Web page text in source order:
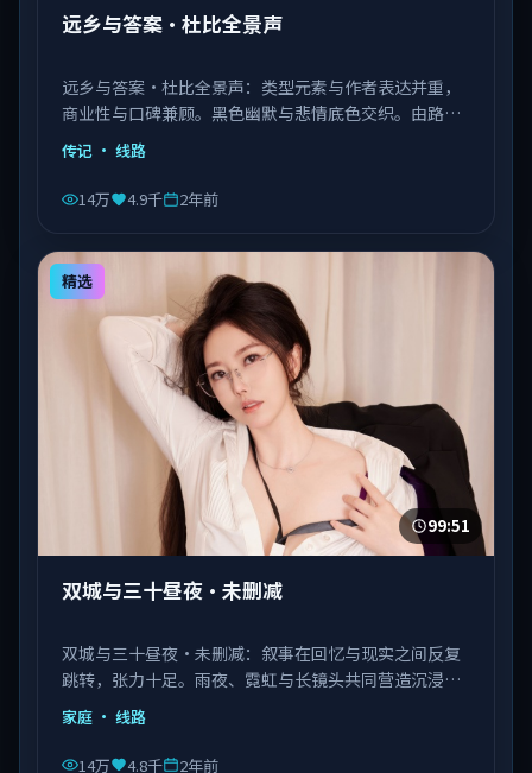
远乡与答案·杜比全景声
远乡与答案·杜比全景声：类型元素与作者表达并重，
商业性与口碑兼顾。黑色幽默与悲情底色交织。由路阳
执导，张译、肖战、杨紫琼等主演，中国香港出品，类
型为传记。
传记 · 线路
14万 4.9千 2年前
精选
99:51
双城与三十昼夜·未删减
双城与三十昼夜·未删减：叙事在回忆与现实之间反复
跳转，张力十足。雨夜、霓虹与长镜头共同营造沉浸氛
围。由陈凯歌执导，佟丽娅、马丽、瑛太等主演，韩国
出品，类型为家庭。
家庭 · 线路
14万 4.8千 2年前